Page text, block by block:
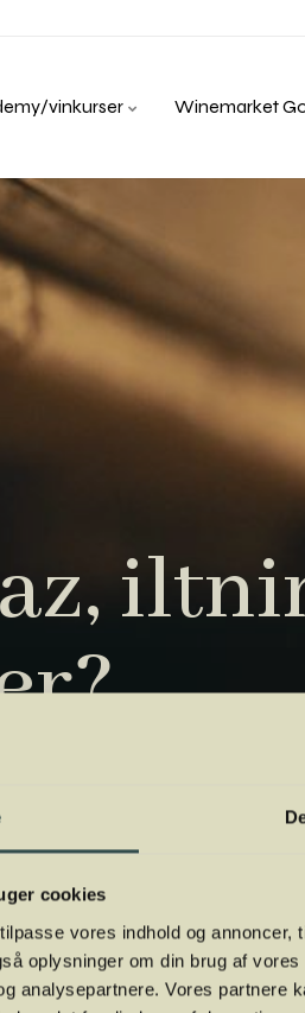
cookies
vores indhold og
oplysninger om din brug af
analysepartnere. Vores partnere
vinkurser Winemarket
udtryk. Vi har samlet
og orientere dig.